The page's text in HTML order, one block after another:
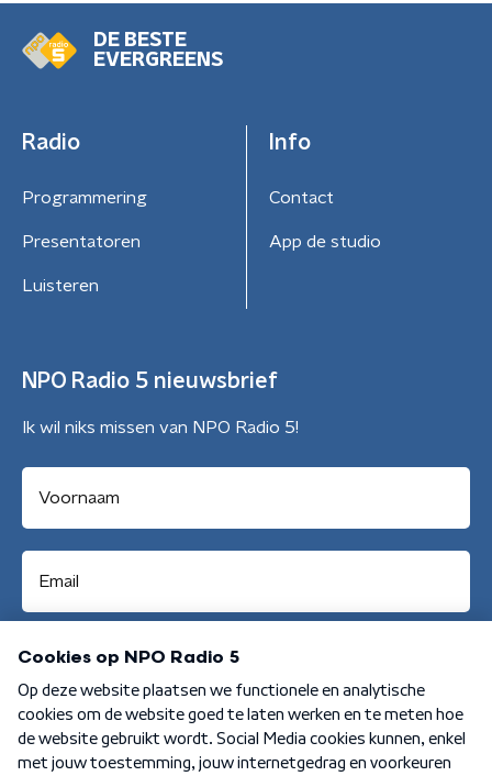
DE BESTE
EVERGREENS
Radio
Programmering
Presentatoren
Luisteren
Info
Contact
App de studio
NPO Radio 5 nieuwsbrief
Ik wil niks missen van NPO Radio 5!
Aanmelden
Algemene voorwaarden